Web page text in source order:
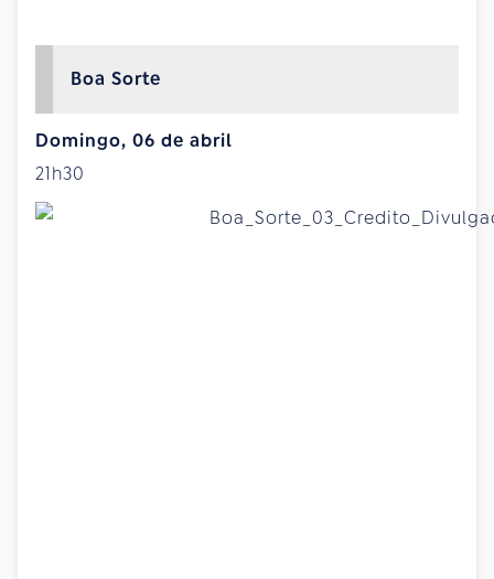
Boa Sorte
Domingo, 06 de abril
21h30